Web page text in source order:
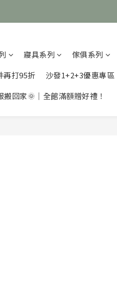
寢具系列 傢俱系列
再打95折 沙發1+2+3優惠專區
搬回家🌞｜全館滿額贈好禮！